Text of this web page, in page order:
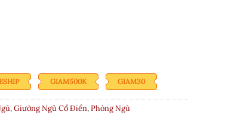
GIAM500K GIAM30
,Giường Ngủ Cổ Điển,Phòng Ngủ